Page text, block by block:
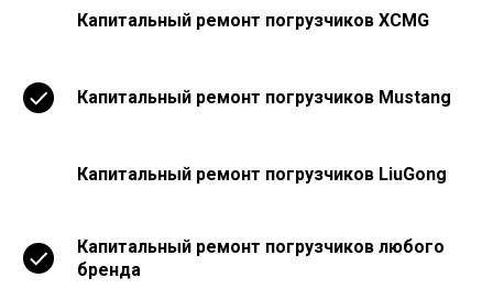
Капитальный ремонт погрузчиков XCMG
Капитальный ремонт погрузчиков Mustang
Капитальный ремонт погрузчиков LiuGong
Капитальный ремонт погрузчиков любого
бренда